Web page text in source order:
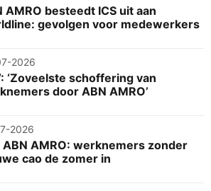
rust
waar ze aan toe zijn, wat
stress vermindert.
door uniforme afspraken
werknemers.
AMRO besteedt ICS uit aan
gevolgen voor medewerkers
2026
‘Zoveelste schoffering van
door ABN AMRO’
2026
ABN AMRO: werknemers zonder
cao de zomer in